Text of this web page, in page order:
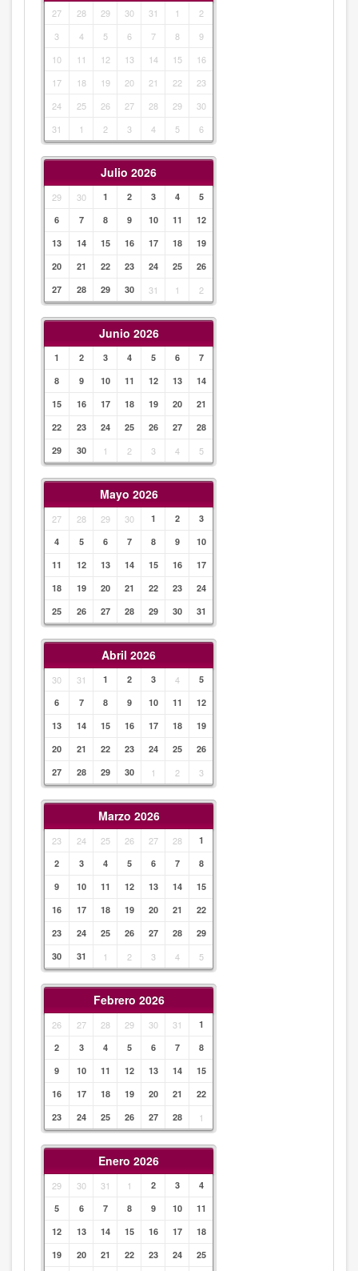
27 28 29 30 31 1
2
3
4 5 6 7 8
9
10
11 12 13 14 15
16
17
18 19 20 21 22
23
24
25 26 27 28 29
30
31
1 2 3 4 5 6
Julio 2026
29 30 1 2 3 4
5
6
7 8 9 10 11
12
13
14 15 16 17 18
19
20
21 22 23 24 25
26
27
28 29 30 31 1 2
Junio 2026
1 2 3 4 5 6
7
8
9 10 11 12 13
14
15
16 17 18 19 20
21
22
23 24 25 26 27
28
29
30 1 2 3 4 5
Mayo 2026
27 28 29 30 1 2
3
4
5 6 7 8 9
10
11
12 13 14 15 16
17
18
19 20 21 22 23
24
25
26 27 28 29 30 31
Abril 2026
30 31 1 2 3 4
5
6
7 8 9 10 11
12
13
14 15 16 17 18
19
20
21 22 23 24 25
26
27
28 29 30 1 2 3
Marzo 2026
23 24 25 26 27 28
1
2
3 4 5 6 7
8
9
10 11 12 13 14
15
16
17 18 19 20 21
22
23
24 25 26 27 28
29
30
31 1 2 3 4 5
Febrero 2026
26 27 28 29 30 31
1
2
3 4 5 6 7
8
9
10 11 12 13 14
15
16
17 18 19 20 21
22
23
24 25 26 27 28 1
Enero 2026
29 30 31 1 2 3
4
5
6 7 8 9 10
11
12
13 14 15 16 17
18
19
20 21 22 23 24
25